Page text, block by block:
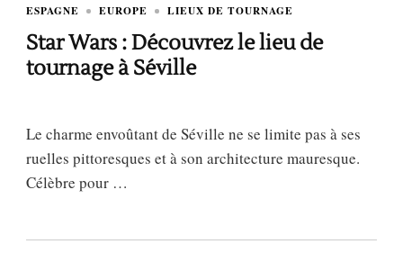
ESPAGNE EUROPE LIEUX DE TOURNAGE
Star Wars : Découvrez le lieu de
tournage à Séville
Le charme envoûtant de Séville ne se limite pas à ses
ruelles pittoresques et à son architecture mauresque.
Célèbre pour …